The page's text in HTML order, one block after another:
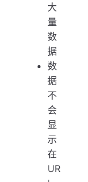
大
量
数
据
数
据
不
会
显
示
在
UR